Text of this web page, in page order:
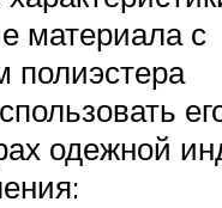
материала с
полиэстера
одежной